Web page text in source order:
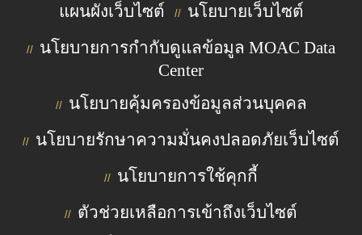
แผนผังเว็บไซต์ // นโยบายเว็บไซต์
// นโยบายการกำกับดูแลข้อมูล MOAC Data
Center
// นโยบายคุ้มครองข้อมูลส่วนบุคคล
// นโยบายรักษาความมั่นคงปลอดภัยเว็บไซต์
// นโยบายการใช้คุกกี้
// ตัวช่วยเหลือการเข้าถึงเว็บไซต์